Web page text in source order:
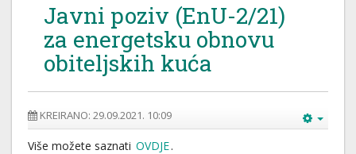
Javni poziv (EnU-2/21)
za energetsku obnovu
obiteljskih kuća
KREIRANO: 29.09.2021. 10:09
Više možete saznati OVDJE.